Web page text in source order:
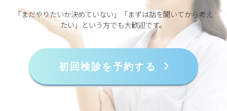
「まだやりたいか決めていない」「まずは話を聞いてから考え
たい」という方でも大歓迎です。
初回検診を予約する